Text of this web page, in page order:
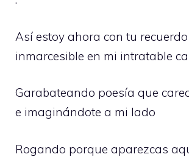
Así estoy ahora con tu recuerdo
inmarcesible en mi intratable
Garabateando poesía que
e imaginándote a mi lado
Rogando porque aparezcas